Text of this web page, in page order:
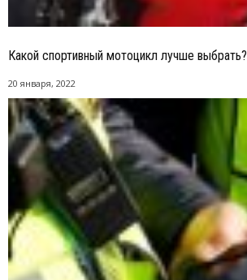
Какой спортивный мотоцикл лучше выбрать?
20 января, 2022